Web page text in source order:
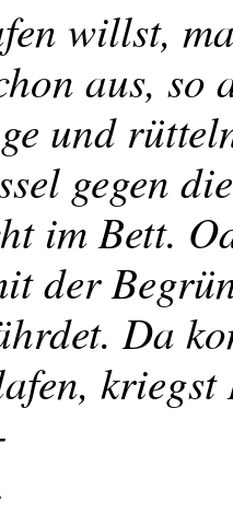
willst,
aus, so
und
gegen
im Bett.
der
Da